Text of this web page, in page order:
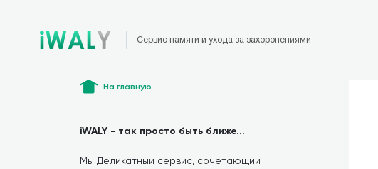
Сервис памяти и ухода за захоронениями
На главную
iWALY - так просто быть ближе...
Мы Деликатный сервис, сочетающий